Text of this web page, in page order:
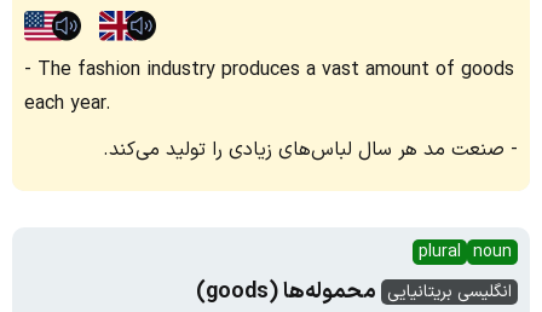
The fashion industry produces a vast amount of goods
each year.
صنعت مد هر سال لباس‌های زیادی را تولید می‌کند.
noun
plural
انگلیسی بریتانیایی محموله‌ها (goods)